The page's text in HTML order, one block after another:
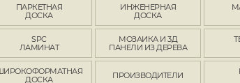
ПАРКЕТНАЯ
ДОСКА
ИНЖЕНЕРНАЯ
ДОСКА
SPC
ЛАМИНАТ
МОЗАИКА И 3Д
ПАНЕЛИ ИЗ ДЕРЕВА
ДОСКА
ПРОИЗВОДИТЕЛИ